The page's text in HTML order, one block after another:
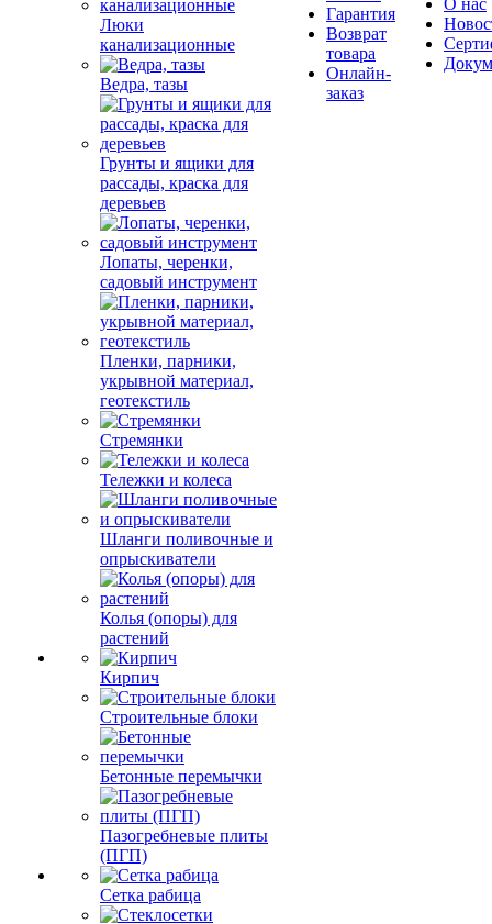
Люки
канализационные
Ведра, тазы
Грунты и ящики для
рассады, краска для
деревьев
Лопаты, черенки,
садовый инструмент
Пленки, парники,
укрывной материал,
геотекстиль
Стремянки
Тележки и колеса
Шланги поливочные и
опрыскиватели
Колья (опоры) для
растений
Кирпич
Строительные блоки
Бетонные перемычки
Пазогребневые плиты
(ПГП)
Сетка рабица
Гарантия
Возврат
товара
Онлайн-
заказ
О нас